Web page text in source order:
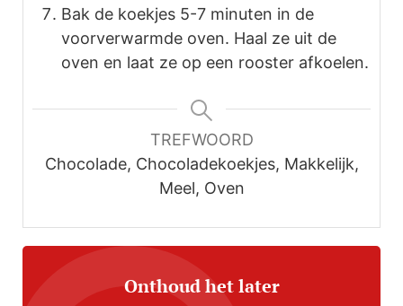
Bak de koekjes 5-7 minuten in de
voorverwarmde oven. Haal ze uit de
oven en laat ze op een rooster afkoelen.
TREFWOORD
Chocolade, Chocoladekoekjes, Makkelijk,
Meel, Oven
Onthoud het later